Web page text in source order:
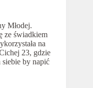
Młodej.
ze świadkiem
na
23, gdzie
by napić